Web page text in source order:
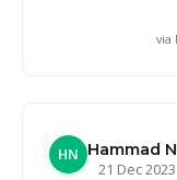
via
HN Hammad
21 Dec 2023